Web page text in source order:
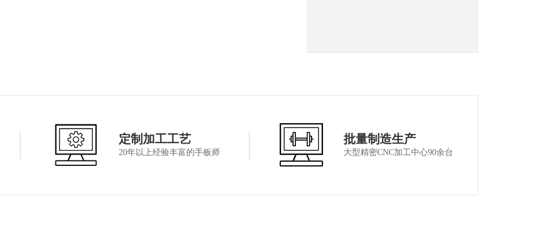
定制加工工艺
20年以上经验丰富的手板师
批量制造生产
大型精密CNC加工中心90余台